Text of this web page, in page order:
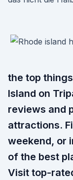
the top
Island on
reviews and
attractions.
weekend, or
of the best
Visit top-